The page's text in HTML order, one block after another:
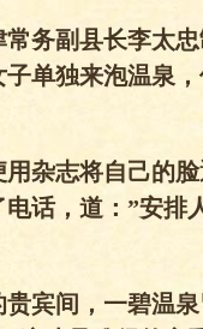
务副县长李太
单独来泡温泉
杂志将自己的
话，道：”安排
宾间，一碧温